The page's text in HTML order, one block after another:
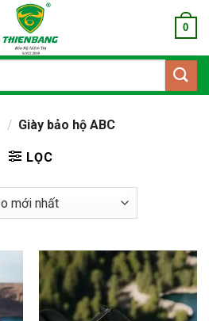
0
/ Giày bảo hộ ABC
LỌC